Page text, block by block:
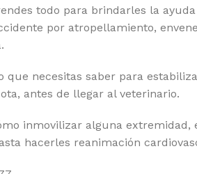
todo para brindarles la
por atropellamiento,
que necesitas saber para
antes de llegar al veterinario.
inmovilizar alguna extremidad,
hacerles reanimación